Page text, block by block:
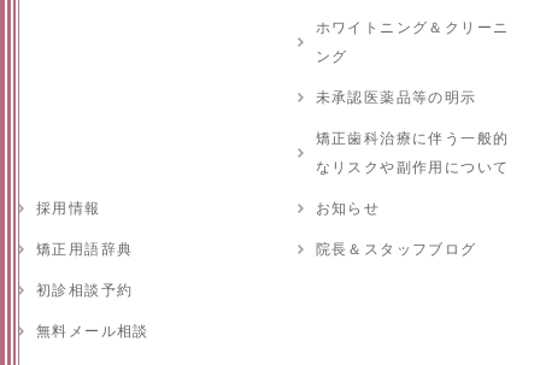
ホワイトニング＆クリーニ
ング
未承認医薬品等の明示
矯正歯科治療に伴う一般的
なリスクや副作用について
採用情報
矯正用語辞典
初診相談予約
無料メール相談
お知らせ
院長＆スタッフブログ